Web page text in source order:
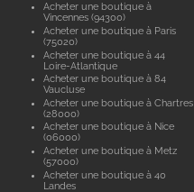
Acheter une boutique à
Vincennes (94300)
Acheter une boutique à Paris
(75020)
Acheter une boutique à 44
Loire-Atlantique
Acheter une boutique à 84
Vaucluse
Acheter une boutique à Chartres
(28000)
Acheter une boutique à Nice
(06000)
Acheter une boutique à Metz
(57000)
Acheter une boutique à 40
Landes